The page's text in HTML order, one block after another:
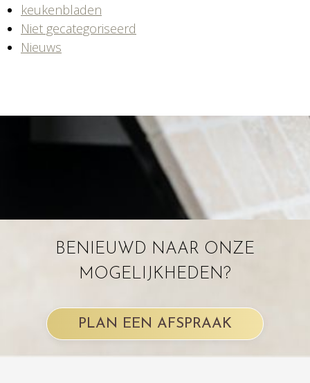
keukenbladen
Niet gecategoriseerd
Nieuws
BENIEUWD NAAR ONZE
MOGELIJKHEDEN?
PLAN EEN AFSPRAAK